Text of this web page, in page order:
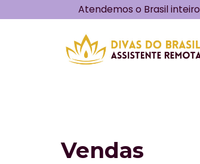
Atendemos o Brasil inteiro
Vendas